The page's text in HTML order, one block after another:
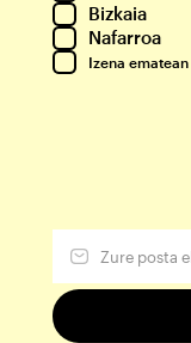
Bizkaia
Nafarroa
Izena ematean